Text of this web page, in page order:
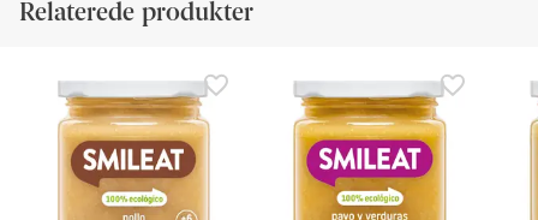
Relaterede produkter